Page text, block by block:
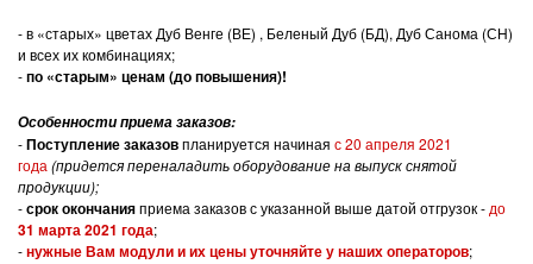
- в «старых» цветах Дуб Венге (ВЕ) , Беленый Дуб (БД), Дуб Санома (СН)
и всех их комбинациях;
-по «старым» ценам (до повышения)!
Особенности приема заказов:
-Поступление заказовпланируется начиная с 20 апреля 2021
года (придется переналадить оборудование на выпуск снятой
продукции);
-срок окончанияприема заказов с указанной выше датой отгрузок - до
31 марта 2021 года;
-нужные Вам модули и их цены уточняйте у наших операторов;